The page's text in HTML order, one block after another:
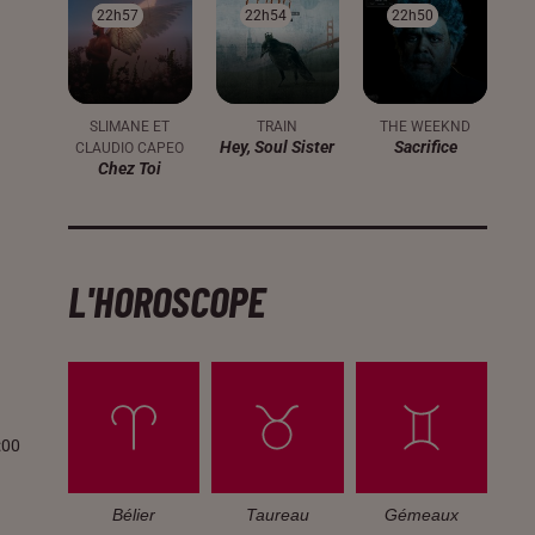
22h57
22h57
SLIMANE ET
CLAUDIO CAPEO
Chez Toi
22h54
22h54
TRAIN
Hey, Soul Sister
22h50
22h50
THE WEEKND
Sacrifice
L'HOROSCOPE
Bélier Taureau Gémeaux